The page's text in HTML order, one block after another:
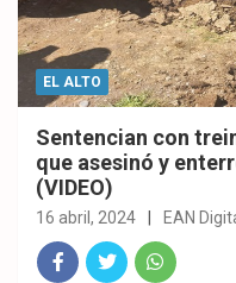
EL ALTO
Sentencian con
que asesinó y
(VIDEO)
16 abril, 2024 EAN